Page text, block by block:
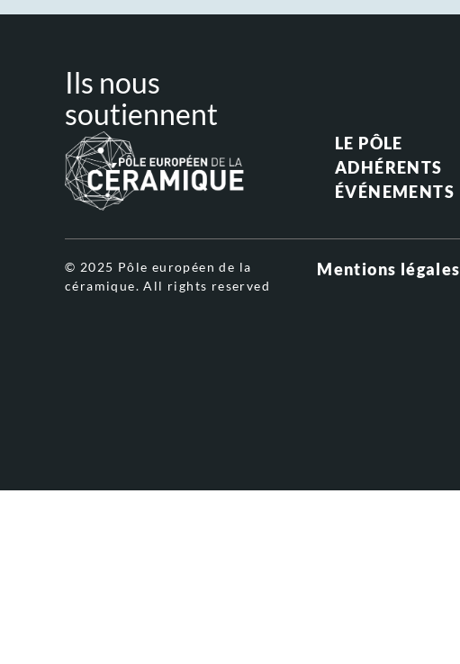
Ils nous
soutiennent
LE PÔLE
ADHÉRENTS
ÉVÉNEMENTS
© 2025 Pôle européen de la
céramique. All rights reserved
Mentions légales